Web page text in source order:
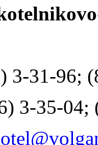
3-31-96;
3-35-04;